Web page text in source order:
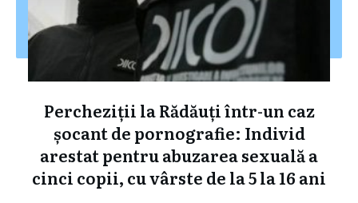
Percheziții la Rădăuți într-un caz
șocant de pornografie: Individ
arestat pentru abuzarea sexuală a
cinci copii, cu vârste de la 5 la 16 ani